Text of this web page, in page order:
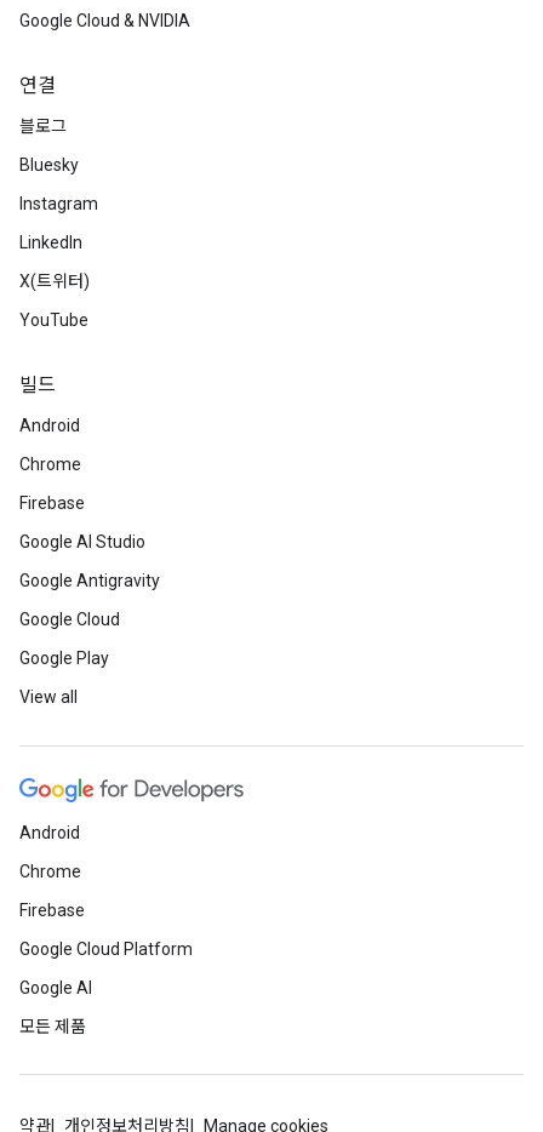
Google Cloud & NVIDIA
연결
블로그
Bluesky
Instagram
LinkedIn
X(트위터)
YouTube
빌드
Android
Chrome
Firebase
Google AI Studio
Google Antigravity
Google Cloud
Google Play
View all
Android
Chrome
Firebase
Google Cloud Platform
Google AI
모든 제품
약관 개인정보처리방침 Manage cookies